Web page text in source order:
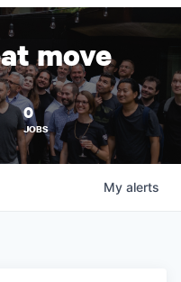
move
0
JOBS
My alerts